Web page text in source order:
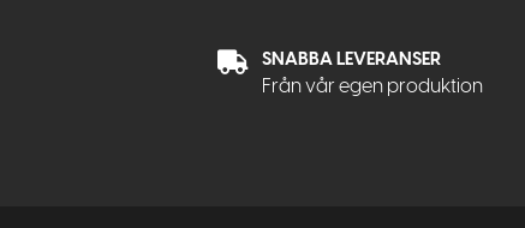
SNABBA LEVERANSER
Från vår egen produktion